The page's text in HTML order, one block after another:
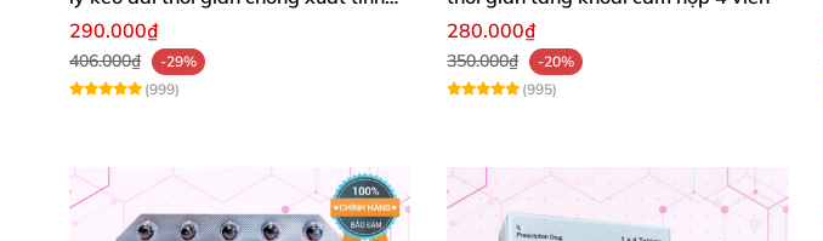
sớm hộp 10 viên
290.000₫
406.000₫
-29%
(999)
280.000₫
350.000₫
-20%
(995)